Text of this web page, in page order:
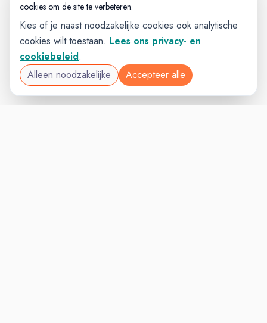
cookies om de site te verbeteren.
Kies of je naast noodzakelijke cookies ook analytische
cookies wilt toestaan. Lees ons privacy- en
cookiebeleid.
Alleen noodzakelijke
Accepteer alle